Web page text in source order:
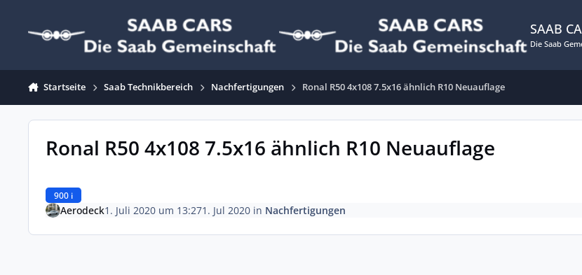
SAAB
Die Saab
Startseite Saab Technikbereich Nachfertigungen Ronal R50 4x108 7.5x16 ähnlich R10 Neuauflage
Ronal R50 4x108 7.5x16 ähnlich R10 Neuauflage
900 i
Aerodeck1. Juli 2020 um 13:271. Jul 2020in Nachfertigungen